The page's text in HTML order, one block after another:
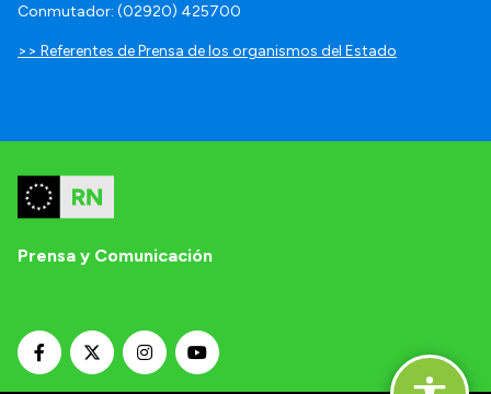
Conmutador: (02920) 425700
>> Referentes de Prensa de los organismos del Estado
Prensa y Comunicación